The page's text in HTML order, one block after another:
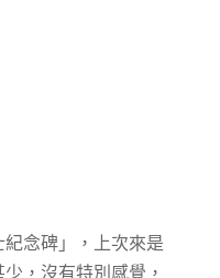
念碑」，上次來是
，沒有特別感覺，